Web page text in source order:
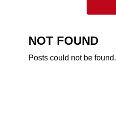
NOT FOUND
Posts could not be found.